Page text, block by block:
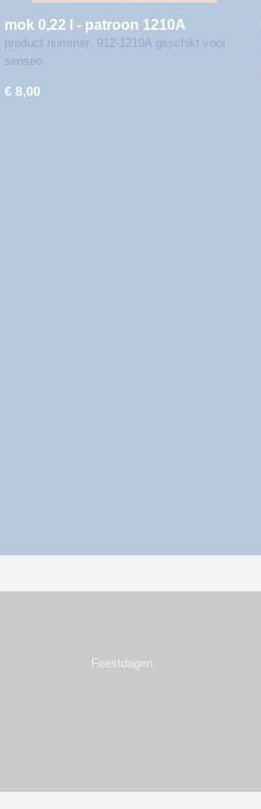
mok 0,22 l - patroon 1210A
product nummer: 912-1210A geschikt voor
senseo
€ 8,00
Feestdagen